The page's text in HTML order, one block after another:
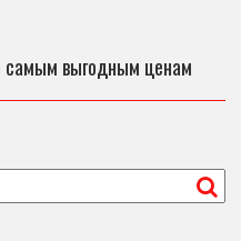
самым выгодным ценам